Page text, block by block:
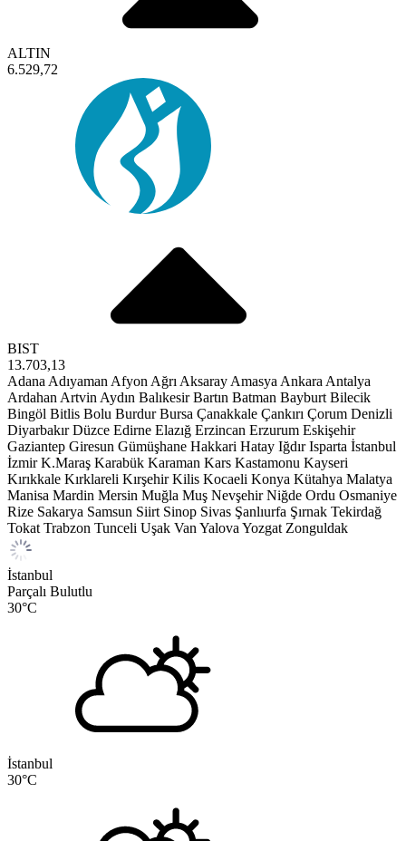
ALTIN
6.529,72
BIST
13.703,13
Adana Adıyaman Afyon Ağrı Aksaray Amasya Ankara Antalya
Ardahan Artvin Aydın Balıkesir Bartın Batman Bayburt Bilecik
Bingöl Bitlis Bolu Burdur Bursa Çanakkale Çankırı Çorum Denizli
Diyarbakır Düzce Edirne Elazığ Erzincan Erzurum Eskişehir
Gaziantep Giresun Gümüşhane Hakkari Hatay Iğdır Isparta İstanbul
İzmir K.Maraş Karabük Karaman Kars Kastamonu Kayseri
Kırıkkale Kırklareli Kırşehir Kilis Kocaeli Konya Kütahya Malatya
Manisa Mardin Mersin Muğla Muş Nevşehir Niğde Ordu Osmaniye
Rize Sakarya Samsun Siirt Sinop Sivas Şanlıurfa Şırnak Tekirdağ
Tokat Trabzon Tunceli Uşak Van Yalova Yozgat Zonguldak
İstanbul
Parçalı Bulutlu
30°C
İstanbul
30°C